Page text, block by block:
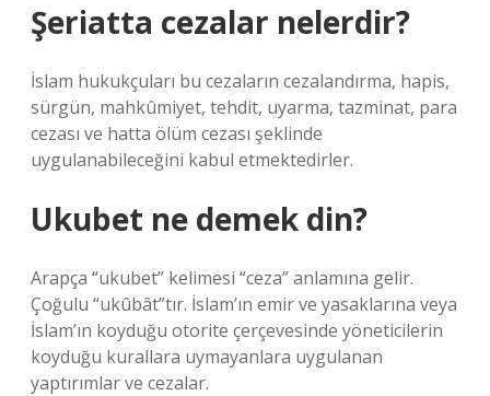
Şeriatta cezalar nelerdir?
İslam hukukçuları bu cezaların cezalandırma, hapis,
sürgün, mahkûmiyet, tehdit, uyarma, tazminat, para
cezası ve hatta ölüm cezası şeklinde
uygulanabileceğini kabul etmektedirler.
Ukubet ne demek din?
Arapça “ukubet” kelimesi “ceza” anlamına gelir.
Çoğulu “ukûbât”tır. İslam’ın emir ve yasaklarına veya
İslam’ın koyduğu otorite çerçevesinde yöneticilerin
koyduğu kurallara uymayanlara uygulanan
yaptırımlar ve cezalar.